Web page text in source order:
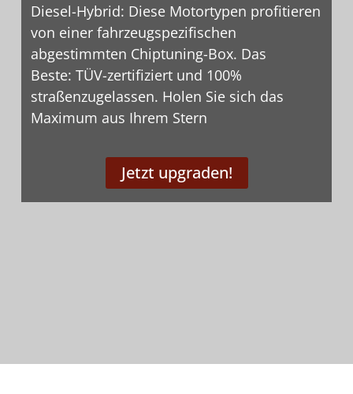
Diesel-Hybrid: Diese Motortypen profitieren
von einer fahrzeugspezifischen
abgestimmten Chiptuning-Box. Das
Beste: TÜV-zertifiziert und 100%
straßenzugelassen. Holen Sie sich das
Maximum aus Ihrem Stern
Jetzt upgraden!